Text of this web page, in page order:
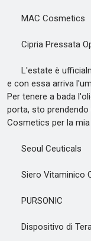
MAC Cosmetics
Cipria Pressata
L'estate è
e con essa arriva
Per tenere a bada
porta, sto prendendo
Cosmetics per la
Seoul Ceuticals
Siero Vitaminico
PURSONIC
Dispositivo di